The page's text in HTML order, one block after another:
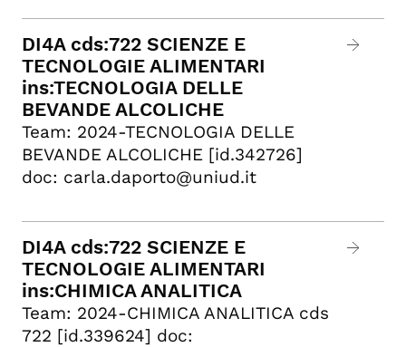
DI4A cds:722 SCIENZE E
TECNOLOGIE ALIMENTARI
ins:TECNOLOGIA DELLE
BEVANDE ALCOLICHE
Team: 2024-TECNOLOGIA DELLE
BEVANDE ALCOLICHE [id.342726]
doc: carla.daporto@uniud.it
DI4A cds:722 SCIENZE E
TECNOLOGIE ALIMENTARI
ins:CHIMICA ANALITICA
Team: 2024-CHIMICA ANALITICA cds
722 [id.339624] doc: